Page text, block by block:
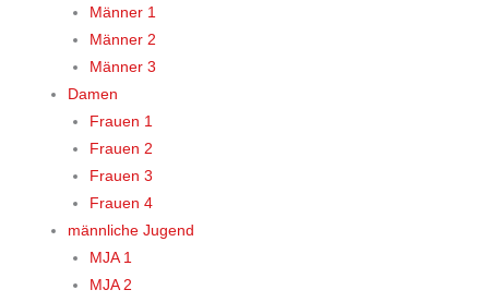
Männer 1
Männer 2
Männer 3
Damen
Frauen 1
Frauen 2
Frauen 3
Frauen 4
männliche Jugend
MJA 1
MJA 2